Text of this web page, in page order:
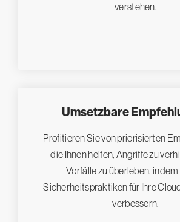
verstehen.
Umsetzbare
Profitieren Sie von priorisierten
die Ihnen helfen, Angriffe zu
Vorfälle zu überleben, indem
Sicherheitspraktiken für Ihre
verbessern.